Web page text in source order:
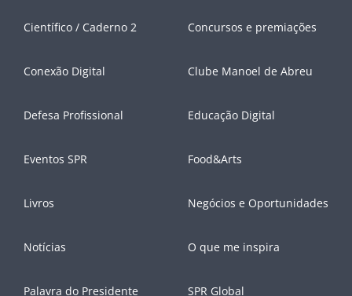
Científico / Caderno 2 Concursos e premiações
Conexão Digital Clube Manoel de Abreu
Defesa Profissional Educação Digital
Eventos SPR Food&Arts
Livros Negócios e Oportunidades
Notícias O que me inspira
Palavra do Presidente SPR Global